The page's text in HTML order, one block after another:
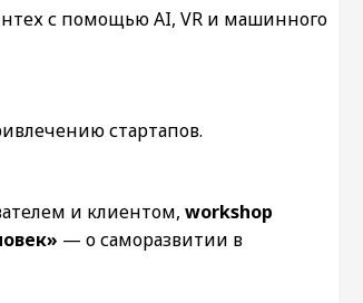
с помощью AI, VR и машинного
стартапов.
и клиентом, workshop
— о саморазвитии в